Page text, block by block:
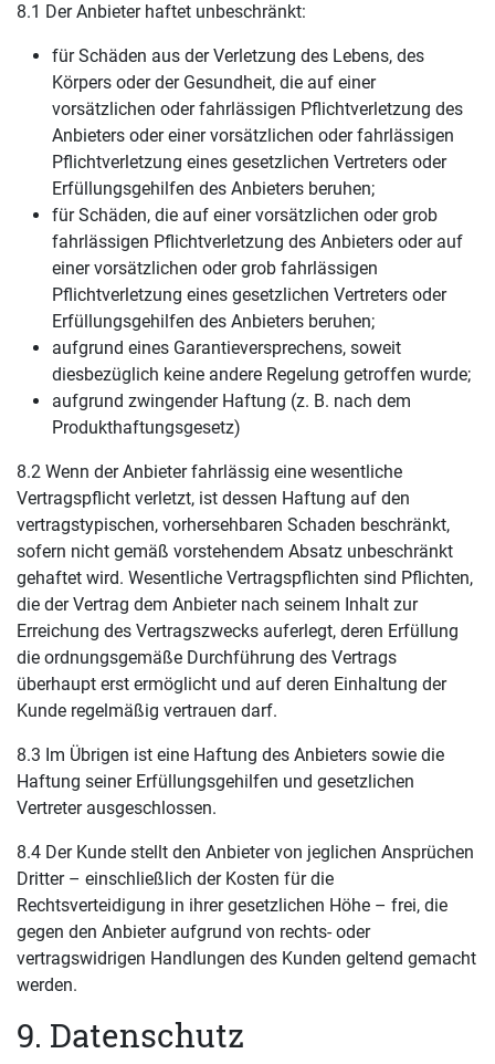
8.1 Der Anbieter haftet unbeschränkt:
für Schäden aus der Verletzung des Lebens, des
Körpers oder der Gesundheit, die auf einer
vorsätzlichen oder fahrlässigen Pflichtverletzung des
Anbieters oder einer vorsätzlichen oder fahrlässigen
Pflichtverletzung eines gesetzlichen Vertreters oder
Erfüllungsgehilfen des Anbieters beruhen;
für Schäden, die auf einer vorsätzlichen oder grob
fahrlässigen Pflichtverletzung des Anbieters oder auf
einer vorsätzlichen oder grob fahrlässigen
Pflichtverletzung eines gesetzlichen Vertreters oder
Erfüllungsgehilfen des Anbieters beruhen;
aufgrund eines Garantieversprechens, soweit
diesbezüglich keine andere Regelung getroffen wurde;
aufgrund zwingender Haftung (z. B. nach dem
Produkthaftungsgesetz)
8.2 Wenn der Anbieter fahrlässig eine wesentliche
Vertragspflicht verletzt, ist dessen Haftung auf den
vertragstypischen, vorhersehbaren Schaden beschränkt,
sofern nicht gemäß vorstehendem Absatz unbeschränkt
gehaftet wird. Wesentliche Vertragspflichten sind Pflichten,
die der Vertrag dem Anbieter nach seinem Inhalt zur
Erreichung des Vertragszwecks auferlegt, deren Erfüllung
die ordnungsgemäße Durchführung des Vertrags
überhaupt erst ermöglicht und auf deren Einhaltung der
Kunde regelmäßig vertrauen darf.
8.3 Im Übrigen ist eine Haftung des Anbieters sowie die
Haftung seiner Erfüllungsgehilfen und gesetzlichen
Vertreter ausgeschlossen.
8.4 Der Kunde stellt den Anbieter von jeglichen Ansprüchen
Dritter – einschließlich der Kosten für die
Rechtsverteidigung in ihrer gesetzlichen Höhe – frei, die
gegen den Anbieter aufgrund von rechts- oder
vertragswidrigen Handlungen des Kunden geltend gemacht
werden.
9. Datenschutz